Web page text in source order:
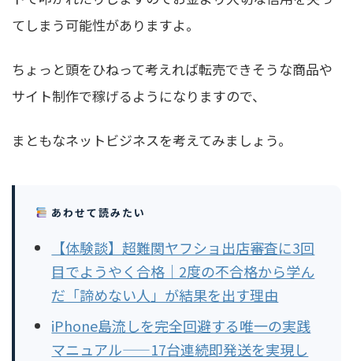
てしまう可能性がありますよ。
ちょっと頭をひねって考えれば転売できそうな商品や
サイト制作で稼げるようになりますので、
まともなネットビジネスを考えてみましょう。
あわせて読みたい
【体験談】超難関ヤフショ出店審査に3回
目でようやく合格｜2度の不合格から学ん
だ「諦めない人」が結果を出す理由
iPhone島流しを完全回避する唯一の実践
マニュアル——17台連続即発送を実現し